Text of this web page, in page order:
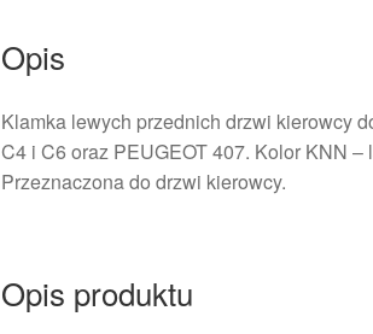
Opis
Klamka lewych przednich drzwi kierowcy
C4 i C6 oraz PEUGEOT 407. Kolor KNN
Przeznaczona do drzwi kierowcy.
Opis produktu